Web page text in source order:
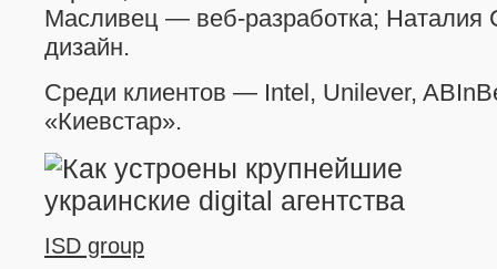
Масливец — веб-разработка; Наталия
дизайн.
Среди клиентов — Intel, Unilever,
«Киевстар».
ISD group